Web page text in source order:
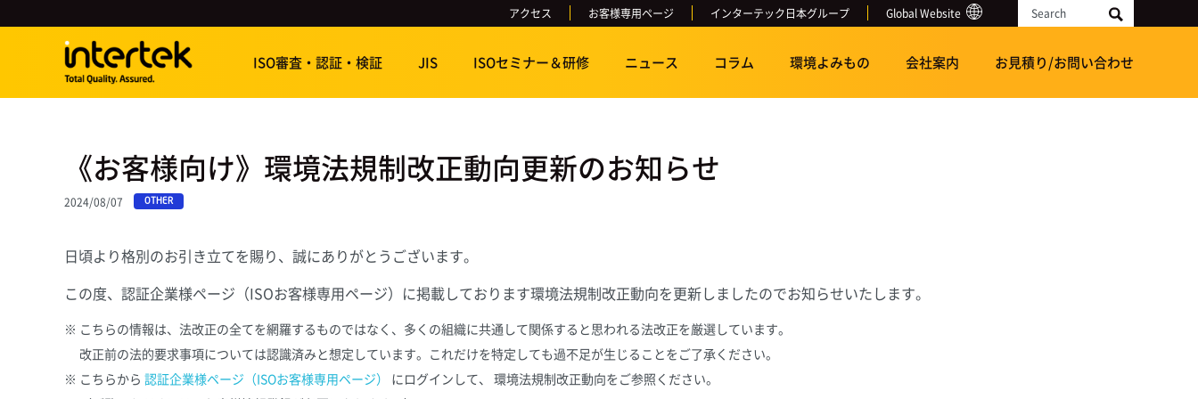
アクセス お客様専用ページ インターテック日本グループ Global Website Search
ISO審査・認証・検証 JIS ISOセミナー＆研修 ニュース コラム 環境よみもの 会社案内 お見積り/お問い合わせ
《お客様向け》環境法規制改正動向更新のお知らせ
2024/08/07 OTHER
日頃より格別のお引き立てを賜り、誠にありがとうございます。
この度、認証企業様ページ（ISOお客様専用ページ）に掲載しております環境法規制改正動向を更新しましたのでお知らせいたします。
こちらの情報は、法改正の全てを網羅するものではなく、多くの組織に共通して関係すると思われる法改正を厳選しています。
改正前の法的要求事項については認識済みと想定しています。これだけを特定しても過不足が生じることをご了承ください。
こちらから 認証企業様ページ（ISOお客様専用ページ）
にログインして、 環境法規制改正動向をご参照ください。